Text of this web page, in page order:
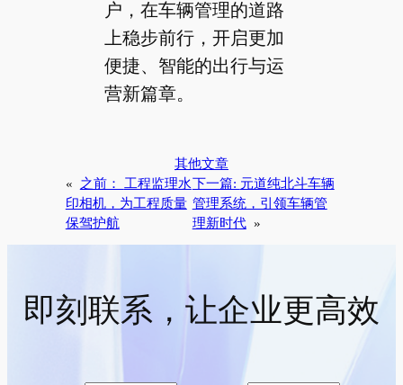
户，在车辆管理的道路
上稳步前行，开启更加
便捷、智能的出行与运
营新篇章。
其他文章
«
之前： 工程监理水
印相机，为工程质量
保驾护航
下一篇: 元道纯北斗车辆
管理系统，引领车辆管
理新时代 »
即刻联系，让企业更高效